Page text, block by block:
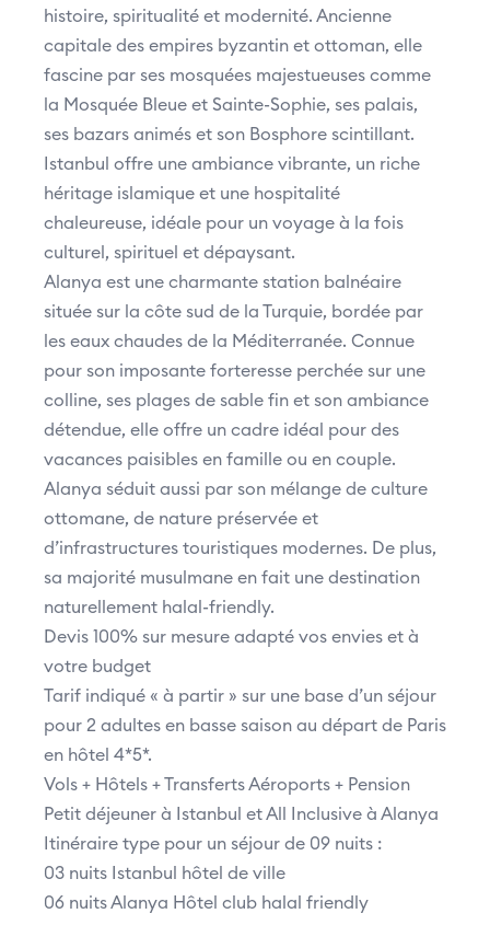
histoire, spiritualité et modernité. Ancienne
capitale des empires byzantin et ottoman, elle
fascine par ses mosquées majestueuses comme
la Mosquée Bleue et Sainte-Sophie, ses palais,
ses bazars animés et son Bosphore scintillant.
Istanbul offre une ambiance vibrante, un riche
héritage islamique et une hospitalité
chaleureuse, idéale pour un voyage à la fois
culturel, spirituel et dépaysant.
Alanya est une charmante station balnéaire
située sur la côte sud de la Turquie, bordée par
les eaux chaudes de la Méditerranée. Connue
pour son imposante forteresse perchée sur une
colline, ses plages de sable fin et son ambiance
détendue, elle offre un cadre idéal pour des
vacances paisibles en famille ou en couple.
Alanya séduit aussi par son mélange de culture
ottomane, de nature préservée et
d’infrastructures touristiques modernes. De plus,
sa majorité musulmane en fait une destination
naturellement halal-friendly.
Devis 100% sur mesure adapté vos envies et à
votre budget
Tarif indiqué « à partir » sur une base d’un séjour
pour 2 adultes en basse saison au départ de Paris
en hôtel 4*5*.
Vols + Hôtels + Transferts Aéroports + Pension
Petit déjeuner à Istanbul et All Inclusive à Alanya
Itinéraire type pour un séjour de 09 nuits :
03 nuits Istanbul hôtel de ville
06 nuits Alanya Hôtel club halal friendly